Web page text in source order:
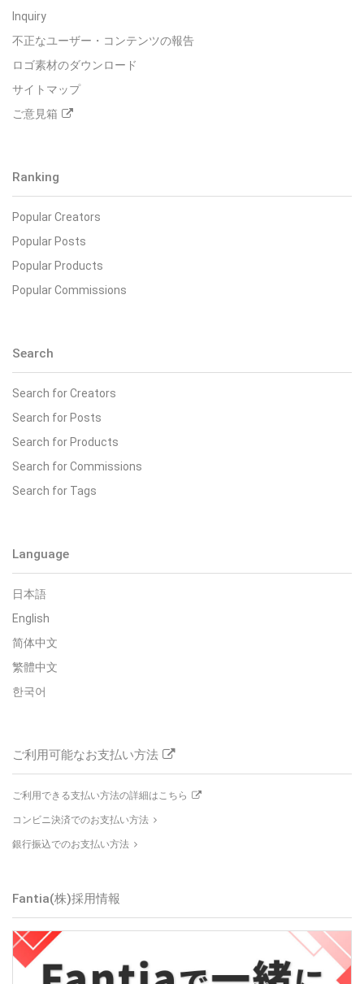
Inquiry
不正なユーザー・コンテンツの報告
ロゴ素材のダウンロード
サイトマップ
ご意見箱
Ranking
Popular Creators
Popular Posts
Popular Products
Popular Commissions
Search
Search for Creators
Search for Posts
Search for Products
Search for Commissions
Search for Tags
Language
日本語
English
简体中文
繁體中文
한국어
ご利用可能なお支払い方法
ご利用できる支払い方法の詳細はこちら
コンビニ決済でのお支払い方法
銀行振込でのお支払い方法
Fantia(株)採用情報